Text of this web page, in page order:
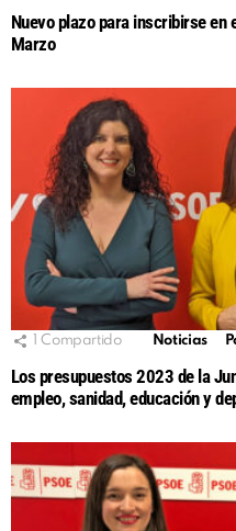
Nuevo plazo para inscribirse en
Marzo
Compartido Noticias
Los presupuestos 2023 de la
empleo, sanidad, educación y